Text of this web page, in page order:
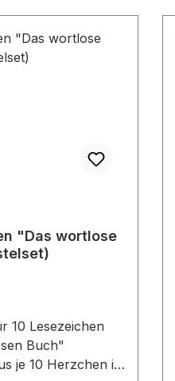
"Das wortlose
10 Lesezeichen
Buch"
je 10 Herzchen in